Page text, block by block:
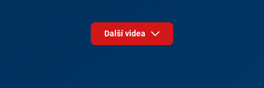
Další videa